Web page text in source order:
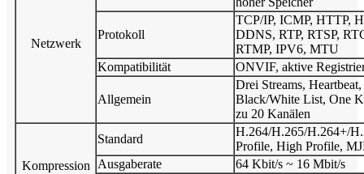
Netzwerk
Protokoll
TCP/IP, ICMP, HTTP,
DDNS, RTP, RTSP,
RTMP, IPV6, MTU
Kompatibilität
ONVIF, aktive
Allgemein
Drei Streams,
Black/White List, One
zu 20 Kanälen
Kompression
Standard
H.264/H.265/H.264+/
Profile, High Profile,
Ausgaberate
64 Kbit/s ~ 16 Mbit/s